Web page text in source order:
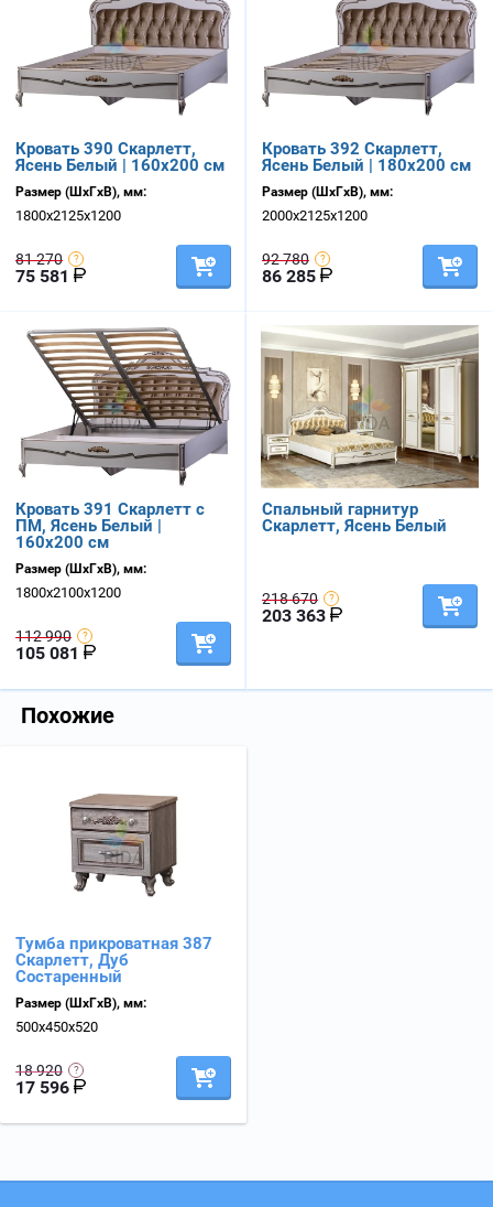
Кровать 390 Скарлетт,
Ясень Белый | 160х200 см
Размер (ШхГхВ), мм:
1800х2125х1200
81 270
75 581
Кровать 392 Скарлетт,
Ясень Белый | 180х200 см
Размер (ШхГхВ), мм:
2000х2125х1200
92 780
86 285
Кровать 391 Скарлетт с
ПМ, Ясень Белый |
160х200 см
Размер (ШхГхВ), мм:
1800х2100х1200
112 990
105 081
Спальный гарнитур
Скарлетт, Ясень Белый
218 670
203 363
Похожие
Тумба прикроватная 387
Скарлетт, Дуб
Состаренный
Размер (ШхГхВ), мм:
500х450х520
18 920
17 596